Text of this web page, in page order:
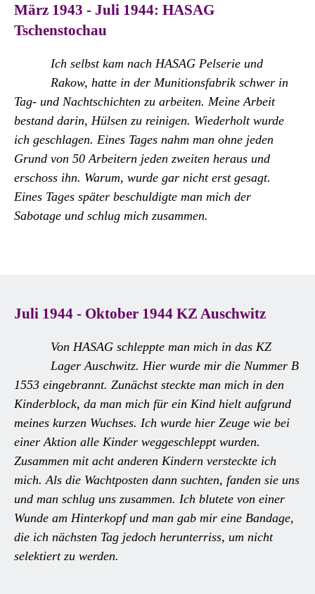
März 1943 - Juli 1944: HASAG
Tschenstochau
Ich selbst kam nach HASAG Pelserie und
Rakow, hatte in der Munitionsfabrik schwer in
Tag- und Nachtschichten zu arbeiten. Meine Arbeit
bestand darin, Hülsen zu reinigen. Wiederholt wurde
ich geschlagen. Eines Tages nahm man ohne jeden
Grund von 50 Arbeitern jeden zweiten heraus und
erschoss ihn. Warum, wurde gar nicht erst gesagt.
Eines Tages später beschuldigte man mich der
Sabotage und schlug mich zusammen.
Juli 1944 - Oktober 1944 KZ Auschwitz
Von HASAG schleppte man mich in das KZ
Lager Auschwitz. Hier wurde mir die Nummer B
1553 eingebrannt. Zunächst steckte man mich in den
Kinderblock, da man mich für ein Kind hielt aufgrund
meines kurzen Wuchses. Ich wurde hier Zeuge wie bei
einer Aktion alle Kinder weggeschleppt wurden.
Zusammen mit acht anderen Kindern versteckte ich
mich. Als die Wachtposten dann suchten, fanden sie uns
und man schlug uns zusammen. Ich blutete von einer
Wunde am Hinterkopf und man gab mir eine Bandage,
die ich nächsten Tag jedoch herunterriss, um nicht
selektiert zu werden.